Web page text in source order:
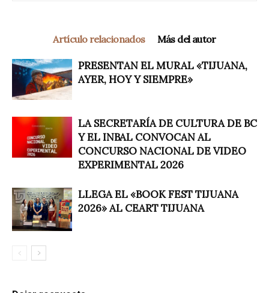
Artículo relacionados Más del autor
PRESENTAN EL MURAL «TIJUANA,
AYER, HOY Y SIEMPRE»
LA SECRETARÍA DE CULTURA DE BC
Y EL INBAL CONVOCAN AL
CONCURSO NACIONAL DE VIDEO
EXPERIMENTAL 2026
LLEGA EL «BOOK FEST TIJUANA
2026» AL CEART TIJUANA